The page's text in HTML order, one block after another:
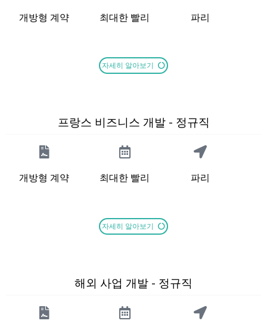
개방형 계약 최대한 빨리 파리
자세히 알아보기
프랑스 비즈니스 개발 - 정규직
개방형 계약 최대한 빨리 파리
자세히 알아보기
해외 사업 개발 - 정규직